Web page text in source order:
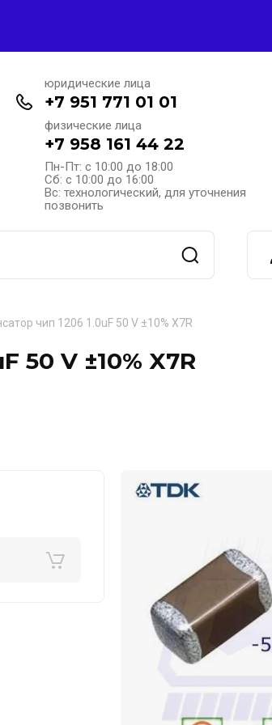
юридические лица
+7 951 771 01 01
физические лица
+7 958 161 44 22
Пн-Пт: с 10:00 до 18:00
Сб: с 10:00 до 16:00
Вс: технологический, для уточнения
позвонить
чип 1206 1.0uF 50 V ±10% X7R
50 V ±10% X7R